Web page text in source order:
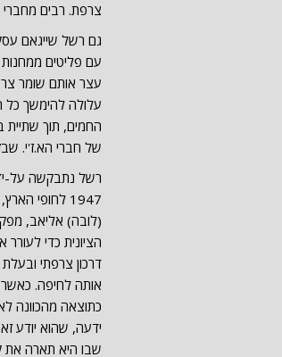
צרפת. רבים
עם פליטים ממחנות
עצר אותם שומר
עלולה להימשך כל
החמים, תוך שתיית
של חברי הא.ז'י.
רשל נתבקשה על-
1947 לחופי
(לובה) אליאב,
הציונית כדי
דרכון צרפתי
אותה לחיפה.
כתוצאה מהכוונה
ידעה, שהוא יודע
שבו היא תארה את